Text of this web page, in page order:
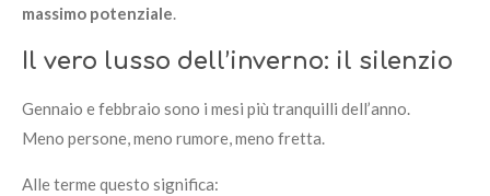
massimo potenziale.
Il vero lusso dell’inverno: il silenzio
Gennaio e febbraio sono i mesi più tranquilli dell’anno.
Meno persone, meno rumore, meno fretta.
Alle terme questo significa: